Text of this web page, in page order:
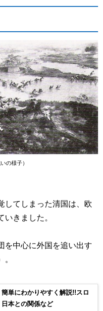
の様子）
してしまった清国は、欧
きました。
を中心に外国を追い出す
。
簡単にわかりやすく解説!!スロ
本との関係など